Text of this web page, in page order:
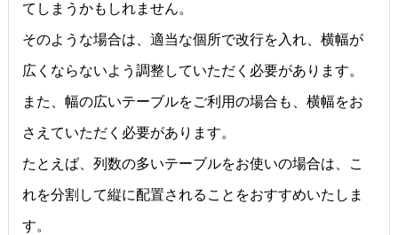
てしまうかもしれません。
そのような場合は、適当な個所で改行を入れ、横幅が
広くならないよう調整していただく必要があります。
また、幅の広いテーブルをご利用の場合も、横幅をお
さえていただく必要があります。
たとえば、列数の多いテーブルをお使いの場合は、こ
れを分割して縦に配置されることをおすすめいたしま
す。